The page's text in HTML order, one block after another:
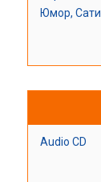
Юмор,
Audio CD